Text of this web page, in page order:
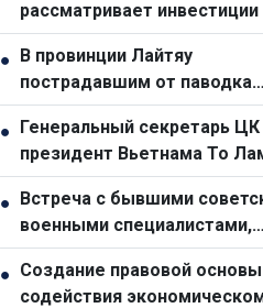
рассматривает инвестиции
ключевые национальные
объекты для
экономического роста
● В провинции Лайтяу
пострадавшим от паводка
семьям переданы 24 дома
новом переселенческом
посёлке
● Генеральный секретарь
президент Вьетнама То
Необходимо кардинально
обновить планирование и
организационную работу по
развитию инфраструктуры
● Встреча с бывшими
военными специалистами,
работавшими во Вьетнаме
● Создание правовой
содействия